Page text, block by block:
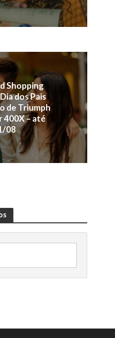
Shopping
dos Pais
de Triumph
400X – até
08